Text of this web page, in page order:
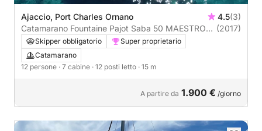
Ajaccio, Port Charles Ornano 4.5(3)
Catamarano Fountaine Pajot Saba 50 MAESTRO
CREW 5 CAB+2 15m
(2017)
Skipper obbligatorio
Super proprietario
Catamarano
12 persone · 7 cabine · 12 posti letto · 15 m
A partire da 1.900 € /giorno